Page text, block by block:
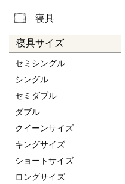
寝具
寝具サイズ
セミシングル
シングル
セミダブル
ダブル
クイーンサイズ
キングサイズ
ショートサイズ
ロングサイズ